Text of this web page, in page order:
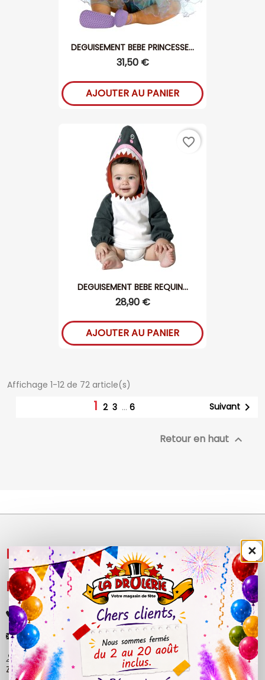
DEGUISEMENT BEBE PRINCESSE...
31,50 €
AJOUTER AU PANIER
DEGUISEMENT BEBE REQUIN...
28,90 €
AJOUTER AU PANIER
favorite_border
Affichage 1-12 de 72 article(s)
1 2 3 … 6 Suivant 
Retour en haut 
NOS PRODUITS 
LÉGAL 
+33 (0)4 50 40 81 00
contact@ladrolerie.fr
38 Rue de la Maladière
Z.A de la maladiere 01210 Ornex
×